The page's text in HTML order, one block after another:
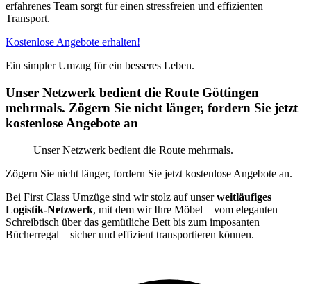
erfahrenes Team sorgt für einen stressfreien und effizienten
Transport.
Kostenlose Angebote erhalten!
Ein simpler Umzug für ein besseres Leben.
Unser Netzwerk bedient die Route Göttingen
mehrmals. Zögern Sie nicht länger, fordern Sie jetzt
kostenlose Angebote an
Unser Netzwerk bedient die Route mehrmals.
Zögern Sie nicht länger, fordern Sie jetzt kostenlose Angebote an.
Bei First Class Umzüge sind wir stolz auf unserweitläufiges
Logistik-Netzwerk, mit dem wir Ihre Möbel – vom eleganten
Schreibtisch über das gemütliche Bett bis zum imposanten
Bücherregal – sicher und effizient transportieren können.